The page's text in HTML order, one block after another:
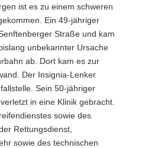
ist es zu einem schweren
Ein 49-jähriger
Straße und kam
unbekannter Ursache
ab. Dort kam es zur
Der Insignia-Lenker
Sein 50-jähriger
in eine Klinik gebracht.
sowie des
Rettungsdienst,
sowie des technischen